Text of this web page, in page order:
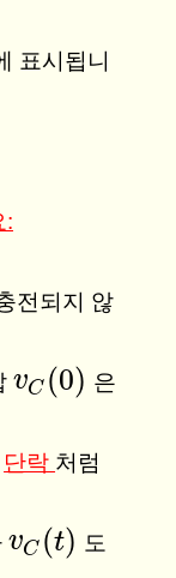
표시됩니
:
전되지 않
vC (0)
vC(0) 은
단락 처럼
vC (t)
vC(t) 도